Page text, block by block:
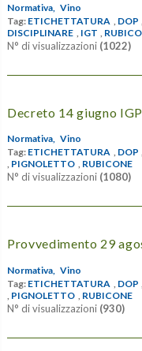
Normativa, Vino
Tag: ETICHETTATURA DOP
DISCIPLINARE
IGT
N° di visualizzazioni (1022)
Decreto 14 giugno
Normativa, Vino
Tag: ETICHETTATURA , DOP ,
, PIGNOLETTO , RUBICONE
N° di visualizzazioni (1080)
Provvedimento 29
Normativa, Vino
Tag: ETICHETTATURA DOP
PIGNOLETTO RUBICONE
N° di visualizzazioni (930)